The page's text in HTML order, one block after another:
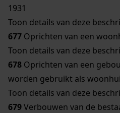
1931
Toon details van deze
677 Oprichten van een
Toon details van deze
678 Oprichten van een
worden gebruikt als
Toon details van deze
679Verbouwen van de